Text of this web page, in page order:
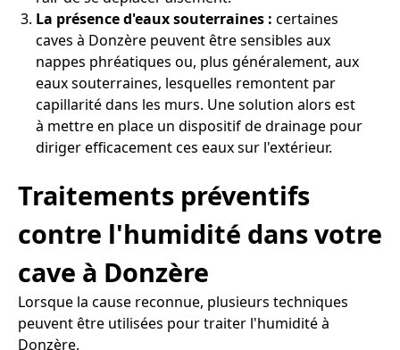
La présence d'eaux souterraines : certaines
caves à Donzère peuvent être sensibles aux
nappes phréatiques ou, plus généralement, aux
eaux souterraines, lesquelles remontent par
capillarité dans les murs. Une solution alors est
à mettre en place un dispositif de drainage pour
diriger efficacement ces eaux sur l'extérieur.
Traitements préventifs
contre l'humidité dans votre
cave à Donzère
Lorsque la cause reconnue, plusieurs techniques
peuvent être utilisées pour traiter l'humidité à
Donzère.